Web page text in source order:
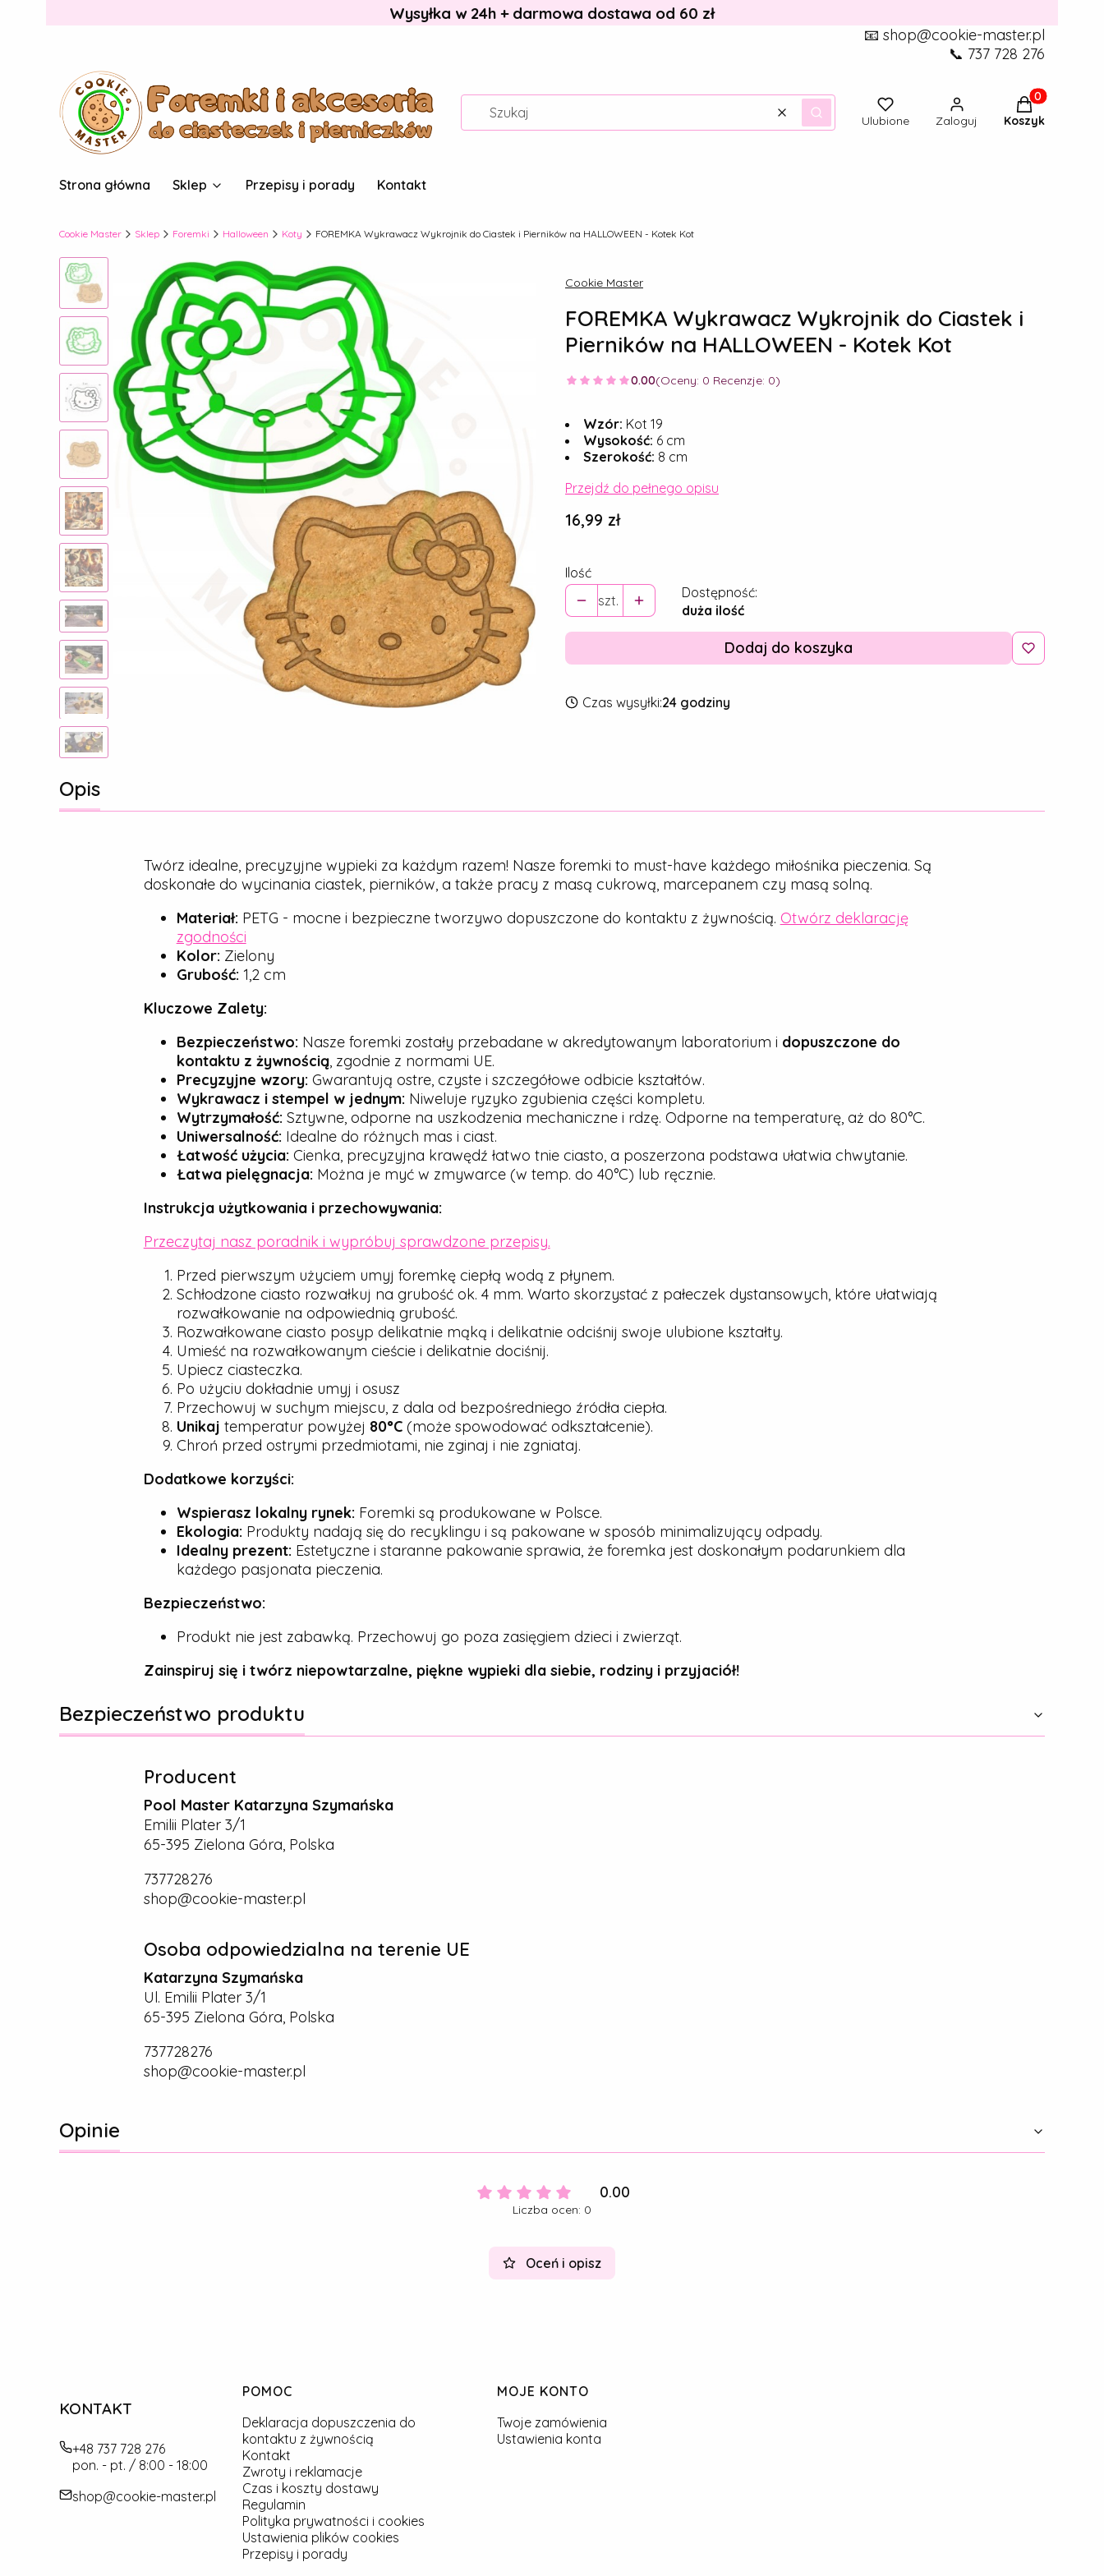
Wysyłka w 24h + darmowa dostawa od 60 zł
📧 shop@cookie-master.pl
📞 737 728 276
WyczyśćSzukaj Ulubione Zaloguj
Produkty w
Koszyk
Strona główna Sklep Przepisy i porady Kontakt
Cookie Master Sklep Foremki Halloween Koty FOREMKA Wykrawacz Wykrojnik do Ciastek i Pierników na HALLOWEEN - Kotek Kot
Cookie Master
FOREMKA Wykrawacz Wykrojnik do Ciastek i
Pierników na HALLOWEEN - Kotek Kot
0.00(Oceny: 0 Recenzje: 0)
Wzór: Kot 19
Wysokość: 6 cm
Szerokość: 8 cm
Przejdź do pełnego opisu
Cena
16,99 zł
Ilość
szt.
Dostępność:
duża ilość
Dodaj do koszyka
Czas wysyłki:24 godziny
Opis
Twórz idealne, precyzyjne wypieki za każdym razem! Nasze foremki to must-have każdego miłośnika pieczenia. Są
doskonałe do wycinania ciastek, pierników, a także pracy z masą cukrową, marcepanem czy masą solną.
Materiał: PETG - mocne i bezpieczne tworzywo dopuszczone do kontaktu z żywnością. Otwórz deklarację
zgodności
Kolor: Zielony
Grubość: 1,2 cm
Kluczowe Zalety:
Bezpieczeństwo: Nasze foremki zostały przebadane w akredytowanym laboratorium i dopuszczone do
kontaktu z żywnością, zgodnie z normami UE.
Precyzyjne wzory: Gwarantują ostre, czyste i szczegółowe odbicie kształtów.
Wykrawacz i stempel w jednym: Niweluje ryzyko zgubienia części kompletu.
Wytrzymałość: Sztywne, odporne na uszkodzenia mechaniczne i rdzę. Odporne na temperaturę, aż do 80°C.
Uniwersalność: Idealne do różnych mas i ciast.
Łatwość użycia: Cienka, precyzyjna krawędź łatwo tnie ciasto, a poszerzona podstawa ułatwia chwytanie.
Łatwa pielęgnacja: Można je myć w zmywarce (w temp. do 40°C) lub ręcznie.
Instrukcja użytkowania i przechowywania:
Przeczytaj nasz poradnik i wypróbuj sprawdzone przepisy.
Przed pierwszym użyciem umyj foremkę ciepłą wodą z płynem.
Schłodzone ciasto rozwałkuj na grubość ok. 4 mm. Warto skorzystać z pałeczek dystansowych, które ułatwiają
rozwałkowanie na odpowiednią grubość.
Rozwałkowane ciasto posyp delikatnie mąką i delikatnie odciśnij swoje ulubione kształty.
Umieść na rozwałkowanym cieście i delikatnie dociśnij.
Upiecz ciasteczka.
Po użyciu dokładnie umyj i osusz
Przechowuj w suchym miejscu, z dala od bezpośredniego źródła ciepła.
Unikaj temperatur powyżej 80°C(może spowodować odkształcenie).
Chroń przed ostrymi przedmiotami, nie zginaj i nie zgniataj.
Dodatkowe korzyści:
Wspierasz lokalny rynek: Foremki są produkowane w Polsce.
Ekologia: Produkty nadają się do recyklingu i są pakowane w sposób minimalizujący odpady.
Idealny prezent: Estetyczne i staranne pakowanie sprawia, że foremka jest doskonałym podarunkiem dla
każdego pasjonata pieczenia.
Bezpieczeństwo:
Produkt nie jest zabawką. Przechowuj go poza zasięgiem dzieci i zwierząt.
Zainspiruj się i twórz niepowtarzalne, piękne wypieki dla siebie, rodziny i przyjaciół!
Bezpieczeństwo produktu
Producent
Pool Master Katarzyna Szymańska
Emilii Plater 3/1
65-395 Zielona Góra, Polska
737728276
shop@cookie-master.pl
Osoba odpowiedzialna na terenie UE
Katarzyna Szymańska
Ul. Emilii Plater 3/1
65-395 Zielona Góra, Polska
737728276
shop@cookie-master.pl
Opinie
0.00
Liczba ocen: 0
Oceń i opisz
KONTAKT
+48 737 728 276
pon. - pt. / 8:00 - 18:00
shop@cookie-master.pl
Linki w stopce
POMOC
Deklaracja dopuszczenia do
kontaktu z żywnością
Kontakt
Zwroty i reklamacje
Czas i koszty dostawy
Regulamin
Polityka prywatności i cookies
Ustawienia plików cookies
Przepisy i porady
MOJE KONTO
Twoje zamówienia
Ustawienia konta